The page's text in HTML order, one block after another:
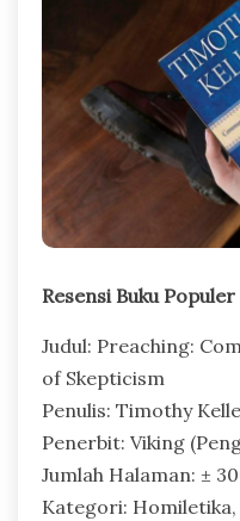
Resensi Buku Populer
Judul: Preaching:
of Skepticism
Penulis: Timothy
Penerbit: Viking
Jumlah Halaman: ±
Kategori: